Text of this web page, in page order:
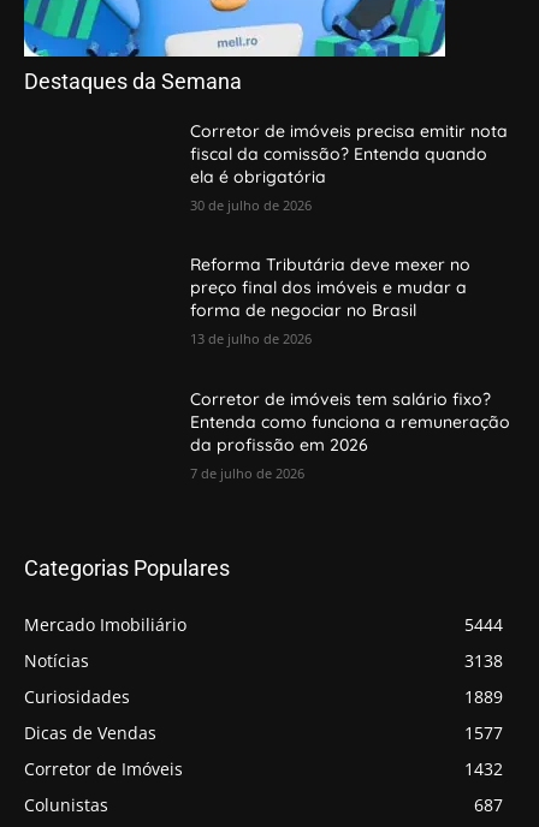
Destaques da Semana
Corretor de imóveis precisa emitir nota
fiscal da comissão? Entenda quando
ela é obrigatória
30 de julho de 2026
Reforma Tributária deve mexer no
preço final dos imóveis e mudar a
forma de negociar no Brasil
13 de julho de 2026
Corretor de imóveis tem salário fixo?
Entenda como funciona a remuneração
da profissão em 2026
7 de julho de 2026
Categorias Populares
Mercado Imobiliário
5444
Notícias
3138
Curiosidades
1889
Dicas de Vendas
1577
Corretor de Imóveis
1432
Colunistas
687